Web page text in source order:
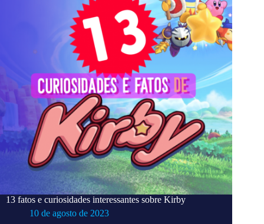
13 fatos e curiosidades interessantes sobre Kirby
10 de agosto de 2023